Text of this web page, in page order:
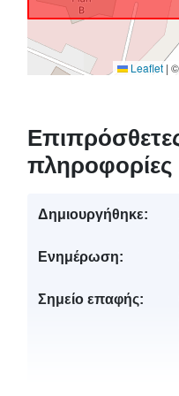
Leaflet | ©
πληροφορίες
Δημιουργήθηκε:
Ενημέρωση:
Σημείο επαφής: